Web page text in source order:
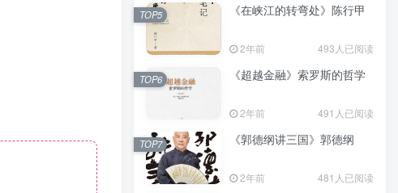
《在峡江的转弯处》陈行甲
2年前 493人已阅读
TOP5
《超越金融》索罗斯的哲学
2年前 491人已阅读
TOP6
《郭德纲讲三国》郭德纲
2年前 481人已阅读
TOP7